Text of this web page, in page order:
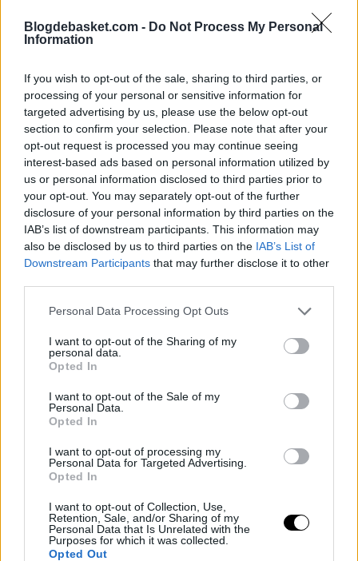
Blogdebasket.com - Do Not Process My Personal
Information
If you wish to opt-out of the sale, sharing to third parties, or
processing of your personal or sensitive information for
targeted advertising by us, please use the below opt-out
section to confirm your selection. Please note that after your
opt-out request is processed you may continue seeing
interest-based ads based on personal information utilized by
us or personal information disclosed to third parties prior to
your opt-out. You may separately opt-out of the further
disclosure of your personal information by third parties on the
IAB’s list of downstream participants. This information may
also be disclosed by us to third parties on the IAB’s List of
Downstream Participants that may further disclose it to other
Personal Data Processing Opt Outs
I want to opt-out of the Sharing of my
personal data.
Opted In
I want to opt-out of the Sale of my
Personal Data.
Opted In
I want to opt-out of processing my
Personal Data for Targeted Advertising.
Opted In
I want to opt-out of Collection, Use,
Retention, Sale, and/or Sharing of my
Personal Data that Is Unrelated with the
Purposes for which it was collected.
Opted Out
— Bleacher Report (@BleacherReport)
November 15,